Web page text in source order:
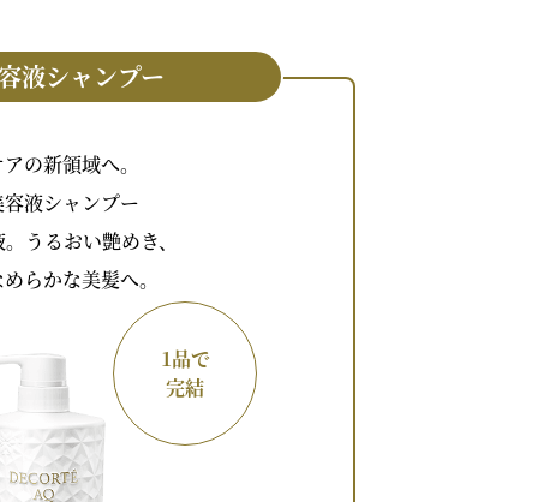
液シャンプー
の新領域へ。
液シャンプー
うるおい艶めき、
らかな美髪へ。
1品で
完結